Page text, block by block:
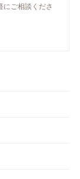
にご相談くださ